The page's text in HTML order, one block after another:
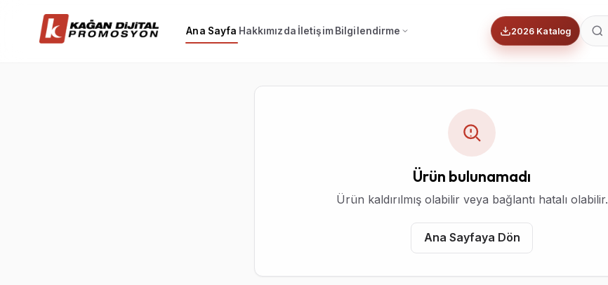
Ana Sayfa Hakkımızda İletişim Bilgilendirme 2026 Katalog
Ürün bulunamadı
Ürün kaldırılmış olabilir veya bağlantı hatalı olabilir.
Ana Sayfaya Dön